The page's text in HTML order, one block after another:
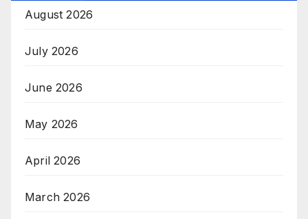
August 2026
July 2026
June 2026
May 2026
April 2026
March 2026